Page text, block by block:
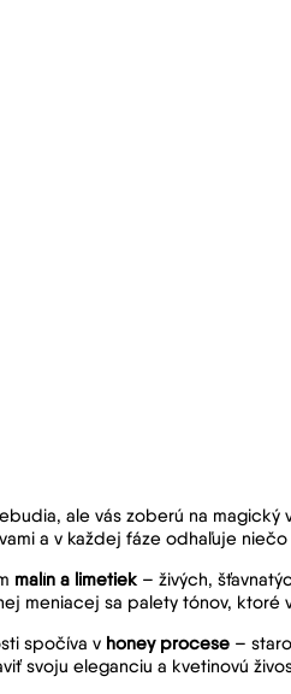
ale vás zoberú na
a v každej fáze odhaľuje
malín a limetiek – živých,
meniacej sa palety tónov, ktoré
spočíva v honey procese –
svoju eleganciu a kvetinovú